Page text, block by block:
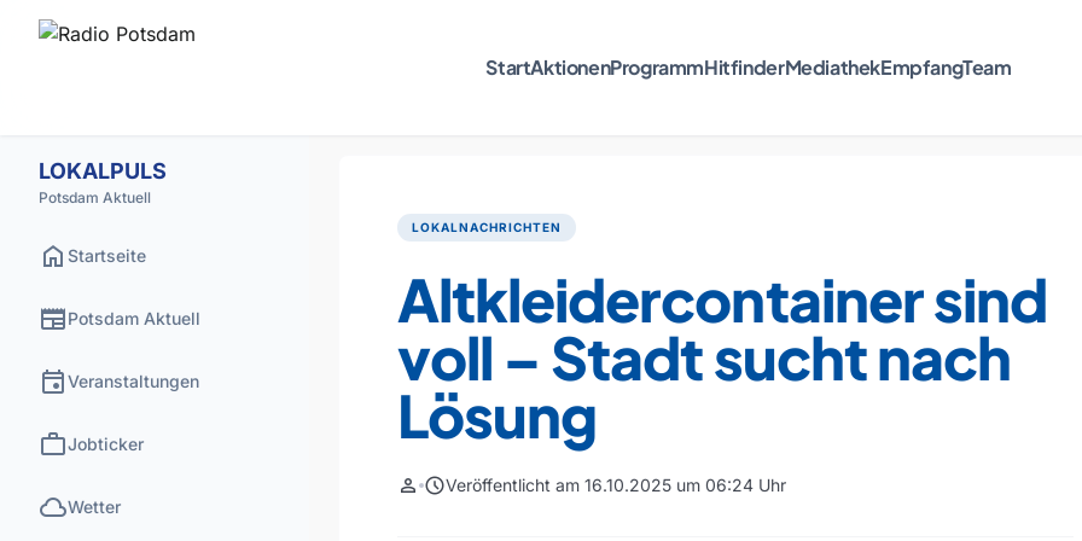
StartAktionenProgrammHitfinderMediathekEmpfangTeam
LOKALPULS
Potsdam Aktuell
home Startseite
newspaperPotsdam Aktuell
eventVeranstaltungen
workJobticker
cloudWetter
LOKALNACHRICHTEN
Altkleidercontainer sind
voll – Stadt sucht nach
Lösung
person scheduleVeröffentlicht am 16.10.2025 um 06:24 Uhr